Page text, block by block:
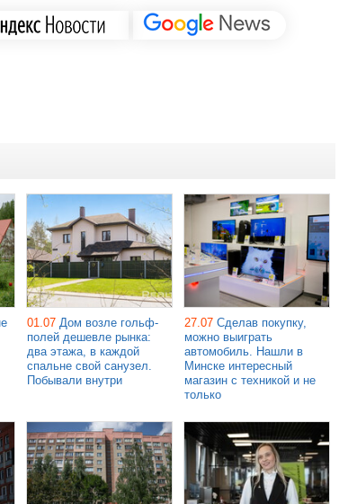
01.07 Дом возле гольф-
полей дешевле рынка:
два этажа, в каждой
спальне свой санузел.
Побывали внутри
27.07 Сделав покупку,
можно выиграть
автомобиль. Нашли в
Минске интересный
магазин с техникой и не
только